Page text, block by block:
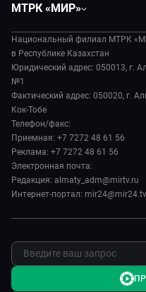
Экономика
Происшествия
Наука и технологии
Здоровье и медицина
Спорт
Авто
Культура
Вместе выгодно
Евразия. Культурно
Евразия. Регионы
Наши иностранцы
Пять причин поехать в...
Сделано в Содружестве
МТРК «МИР»
История
Руководство
Лица мира
Пресса о нас
Карьера
Реклама
Обратная связь
Национальный филиал МТРК
в Республике Казахстан
Юридический адрес: 050013, г.
№1
Фактический адрес: 050020, г.
Кок-Тобе
Телефон/факс:
Приемная: +7 7272 48 61 56
Реклама: +7 7272 48 61 56
Электронная почта:
Редакция: almaty_adm@mirtv.ru
Интернет-портал: mir24@mir24.tv